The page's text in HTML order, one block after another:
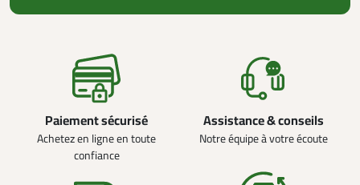
Paiement sécurisé
Achetez en ligne en toute
confiance
Assistance & conseils
Notre équipe à votre écoute